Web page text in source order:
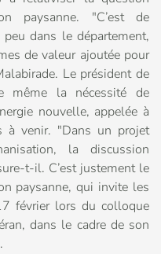
paysanne. "C’est de
dans le département,
de valeur ajoutée pour
Le président de
même la nécessité de
nouvelle, appelée à
à venir. "Dans un projet
la discussion
t-il. C’est justement le
paysanne, qui invite les
février lors du colloque
dans le cadre de son